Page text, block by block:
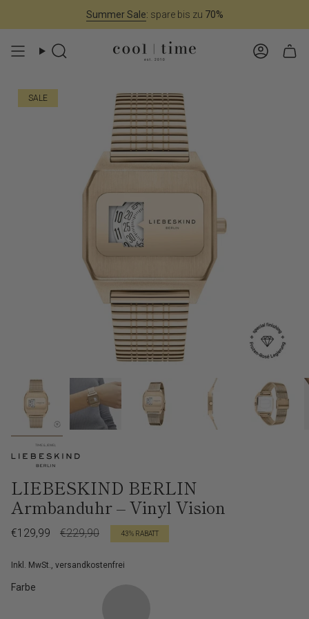
springen
Summer Sale: spare bis zu 70%
Suche Konto
SALE
LIEBESKIND BERLIN
Armbanduhr – Vinyl Vision
Verkaufspreis
€129,99
Regulärer
€229,90 43% RABATT
Inkl. MwSt., versandkostenfrei
Farbe